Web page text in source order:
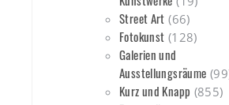
Street Art (66)
Fotokunst (128)
Galerien und
Ausstellungsräume
Kurz und Knapp (855)